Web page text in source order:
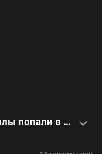
Десятки учеников элитной школы попали в больницу — видео